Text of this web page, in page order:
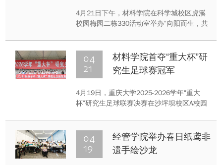
4月21日下午，材料学院在科学城校区虎溪
校园梅园二栋330活动室举办“向阳而生，共
主讲，2024级、2025级全体心理委员参加
会议。
04
21
材料学院首夺“重大杯”研
究生足球赛冠军
4月19日，重庆大学2025-2026学年“重大
杯”研究生足球联赛决赛在沙坪坝校区A校园
得该项赛事冠军，实现历史性突破。
04
19
经管学院举办春日纸鸢非
遗手绘沙龙